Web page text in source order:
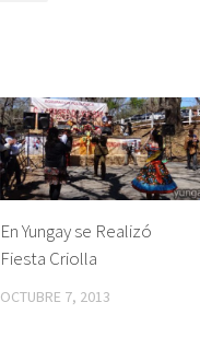
En Yungay se Realizó
Fiesta Criolla
OCTUBRE 7, 2013